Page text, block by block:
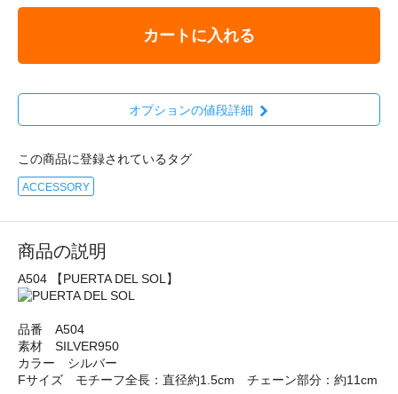
カートに入れる
オプションの値段詳細
この商品に登録されているタグ
ACCESSORY
商品の説明
A504 【PUERTA DEL SOL】
品番 A504
素材 SILVER950
カラー シルバー
Fサイズ モチーフ全長：直径約1.5cm チェーン部分：約11cm